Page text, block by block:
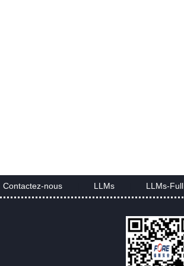
Contactez-nous LLMs LLMs-Full